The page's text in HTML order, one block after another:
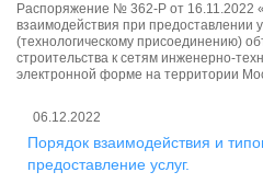
Распоряжение № 362-Р от 16.11.2022
взаимодействия при предоставлении
(технологическому присоединению)
строительства к сетям инженерно-
электронной форме на территории
06.12.2022
Порядок взаимодействия и
предоставление услуг.